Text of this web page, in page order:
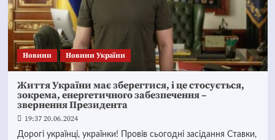
Новини Новини України
Життя України має зберегтися, і це стосується,
зокрема, енергетичного забезпечення –
звернення Президента
19:37 20.06.2024
Дорогі українці, українки! Провів сьогодні засідання Ставки,